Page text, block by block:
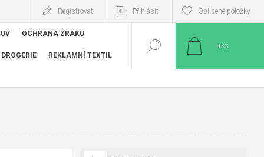
Registrovat Přihlásit Oblíbené položky
OCHRANA ZRAKU
DROGERIE REKLAMNÍ TEXTIL
0 KS